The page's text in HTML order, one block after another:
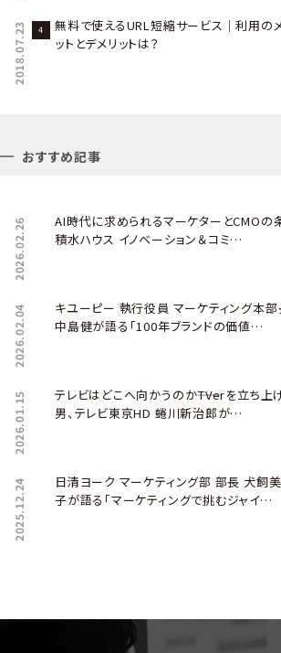
2018.07.23
無料で使えるURL短縮サービス｜利用の
ットとデメリットは？
おすすめ記事
2026.02.26
AI時代に求められるマーケターとCMOの条
積水ハウス イノベーション＆コミ…
2026.02.04
キユーピー 執行役員 マーケティング本部
中島健が語る「100年ブランドの価値…
2026.01.15
テレビはどこへ向かうのか――TVerを立ち上
男、テレビ東京HD 蜷川新治郎が…
2025.12.24
日清ヨーク マーケティング部 部長 犬飼
子が語る「マーケティングで挑むジャイ…